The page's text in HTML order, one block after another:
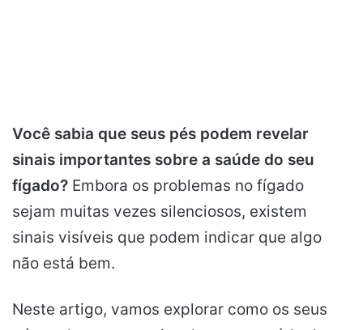
Você sabia que seus pés podem revelar
sinais importantes sobre a saúde do seu
fígado? Embora os problemas no fígado
sejam muitas vezes silenciosos, existem
sinais visíveis que podem indicar que algo
não está bem.
Neste artigo, vamos explorar como os seus